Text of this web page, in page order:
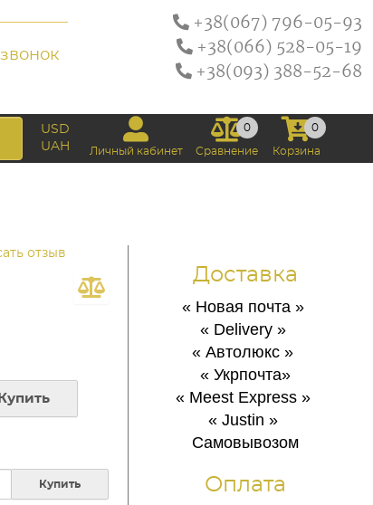
+38(067) 796-05-93
+38(066) 528-05-19
+38(093) 388-52-68
USD
UAH
Личный кабинет
0
Сравнение
0
Корзина
отзыв
Купить
Купить
Доставка
« Новая почта »
« Delivery »
« Автолюкс»
« Укрпочта»
« Meest Express »
« Justin »
Самовывозом
Оплата